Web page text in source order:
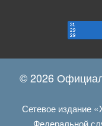
© 2026
Сетевое издание
Федеральной